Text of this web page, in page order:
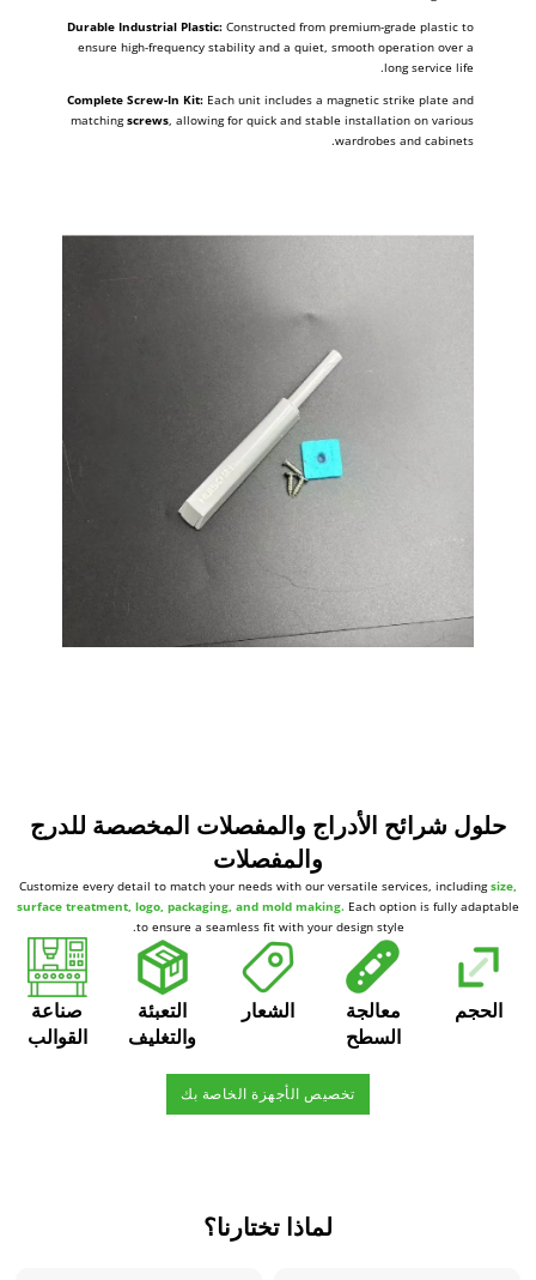
Durable Industrial Plastic:Constructed from premium-grade plastic to
ensure high-frequency stability and a quiet, smooth operation over a
long service life.
Complete Screw-In Kit:Each unit includes a magnetic strike plate and
matchingscrews, allowing for quick and stable installation on various
wardrobes and cabinets.
حلول شرائح الأدراج والمفصلات المخصصة للدرج
والمفصلات
Customize every detail to match your needs with our versatile services, includingsize,
surface treatment, logo, packaging, and mold making. Each option is fully adaptable
to ensure a seamless fit with your design style.
الحجم
معالجة
السطح
الشعار
التعبئة
والتغليف
صناعة
القوالب
تخصيص الأجهزة الخاصة بك
لماذا تختارنا؟